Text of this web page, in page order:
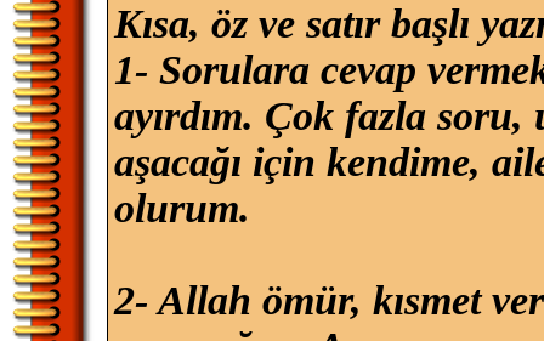
Kısa, öz ve satır başlı
1- Sorulara cevap
ayırdım. Çok fazla soru,
aşacağı için kendime,
olurum.
2- Allah ömür, kısmet